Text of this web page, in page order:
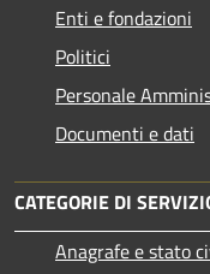
Enti e fondazioni
Politici
Personale
Documenti e dati
CATEGORIE DI
Anagrafe e stato